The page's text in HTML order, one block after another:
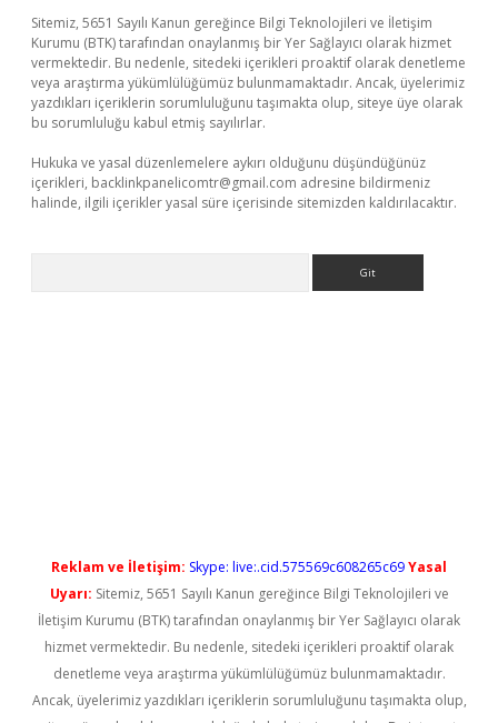
Sitemiz, 5651 Sayılı Kanun gereğince Bilgi Teknolojileri ve İletişim
Kurumu (BTK) tarafından onaylanmış bir Yer Sağlayıcı olarak hizmet
vermektedir. Bu nedenle, sitedeki içerikleri proaktif olarak denetleme
veya araştırma yükümlülüğümüz bulunmamaktadır. Ancak, üyelerimiz
yazdıkları içeriklerin sorumluluğunu taşımakta olup, siteye üye olarak
bu sorumluluğu kabul etmiş sayılırlar.
Hukuka ve yasal düzenlemelere aykırı olduğunu düşündüğünüz
içerikleri, backlinkpanelicomtr@gmail.com adresine bildirmeniz
halinde, ilgili içerikler yasal süre içerisinde sitemizden kaldırılacaktır.
Reklam ve İletişim: Skype: live:.cid.575569c608265c69Yasal
Uyarı: Sitemiz, 5651 Sayılı Kanun gereğince Bilgi Teknolojileri ve
İletişim Kurumu (BTK) tarafından onaylanmış bir Yer Sağlayıcı olarak
hizmet vermektedir. Bu nedenle, sitedeki içerikleri proaktif olarak
denetleme veya araştırma yükümlülüğümüz bulunmamaktadır.
Ancak, üyelerimiz yazdıkları içeriklerin sorumluluğunu taşımakta olup,